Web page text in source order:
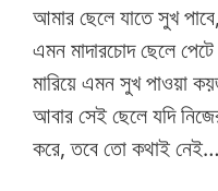
আমার ছেলে যাতে সুখ
এমন মাদারচোদ ছেলে
মারিয়ে এমন সুখ পাওয়া
আবার সেই ছেলে যদি
করে, তবে তো কথাই নেই…